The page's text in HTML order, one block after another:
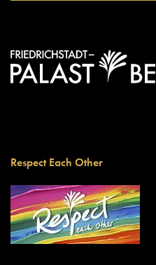
Respect Each Other